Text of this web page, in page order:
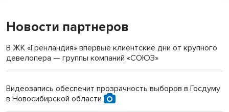
«Мы живём на пастбище!»: в новосибирском селе лошади
терроризируют жителей
Инвалид получил условный срок за избиение врачей
Новосибирский преподаватель с женой вошли в топ-16
Новости партнеров
В ЖК «Гренландия» впервые клиентские дни от крупного
девелопера — группы компаний «СОЮЗ»
Видеозапись обеспечит прозрачность выборов в Госдуму
в Новосибирской области